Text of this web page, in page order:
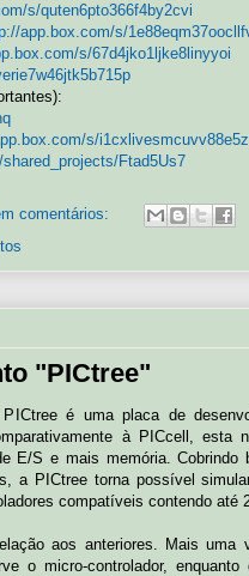
s/quten6pto366f4by2cvi
app.box.com/s/
s/67d4jko1ljke8linyyoi
s/
Ftad5Us7
comentários:
"PICtree"
é uma placa de
à PICcell, esta
E/S e mais memória. Cobrindo
a PICtree torna possível
compatíveis contendo até
aos anteriores. Mais uma
o micro-controlador,